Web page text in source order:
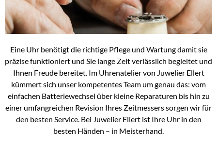
Eine Uhr benötigt die richtige Pflege und Wartung damit sie
präzise funktioniert und Sie lange Zeit verlässlich begleitet und
Ihnen Freude bereitet. Im Uhrenatelier von Juwelier Ellert
kümmert sich unser kompetentes Team um genau das: vom
einfachen Batteriewechsel über kleine Reparaturen bis hin zu
einer umfangreichen Revision Ihres Zeitmessers sorgen wir für
den besten Service. Bei Juwelier Ellert ist Ihre Uhr in den
besten Händen – in Meisterhand.